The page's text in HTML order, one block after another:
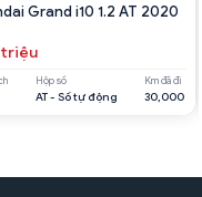
Grand i10 1.2 AT 2020
Hộp số
AT - Số tự động
Km đã đi
30,000